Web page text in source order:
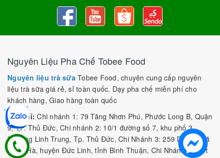
Nguyên Liệu Pha Chế Tobee Food
Nguyên liệu trà sữa Tobee Food, chuyên cung cấp nguyên
liệu trà sữa giá rẻ, sỉ toàn quốc. Dạy pha chế miễn phí cho
khách hàng, Giao hàng toàn quốc
Địa Chỉ: Chi nhánh 1: 79 Tăng Nhơn Phú, Phước Long B, Quận
9, TP. Thủ Đức, Chi nhánh 2: 10/1 đường số 7, khu phố 3,
Phường Linh Trung, Tp. Thủ Đức, Chi Nhánh 3: 259 DT766, xã
Đông Hà, huyện Đức Linh, tỉnh Bình Thuận, Chi Nhánh 4: Kiot